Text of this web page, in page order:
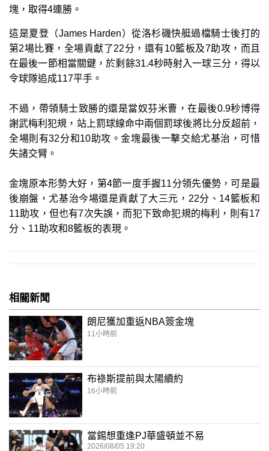
塊，取得4連勝。
這是夏登（James Harden）從洛杉磯快艇過檔騎士後打的
第2場比賽，全場貢獻了22分，還有10籃板及7助攻，而且
在最後一節相當關鍵，於剩餘31.4秒時射入一球三分，得以
令球隊追成117平手。
不過，帶領騎士致勝的還是當奴芬米曹，在最後0.9秒博得
謝武梅利犯規，站上罰球線命中兩個罰球後將比分反超前，
全場則有32分和10助攻。金塊最後一擊交給尤基治，可惜
失諸交臂。
金塊原本形勢大好，第4節一度手握11分領先優勢，可是最
後崩盤，尤基治今場還是貢獻了大三元，22分、14籃板和
11助攻，但也有7次失誤，而犯下致命犯規的梅利，則有17
分、11助攻和8籃板的表現。
相關新聞
朗尼獲加重返NBA簽金塊
11小時前
布祿斯提前與太陽續約
16小時前
當錫想重逢PJ華盛頓並不易
2026/08/05 19:20